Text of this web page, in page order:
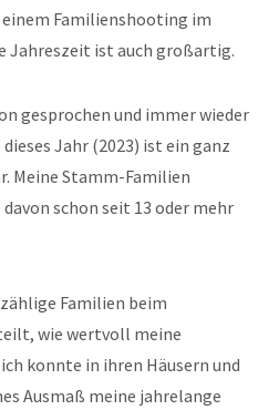
Familienshooting im
Jahreszeit ist auch großartig.
gesprochen und immer wieder
Jahr (2023) ist ein ganz
Meine Stamm-Familien
schon seit 13 oder mehr
Familien beim
wie wertvoll meine
konnte in ihren Häusern und
Ausmaß meine jahrelange